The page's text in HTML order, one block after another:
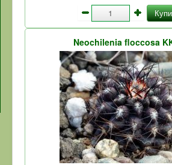
Neochilenia floccosa